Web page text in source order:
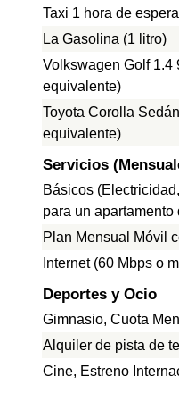
Taxi 1 hora de
La Gasolina (1 litro)
Volkswagen Golf 1.4
equivalente)
Toyota Corolla
equivalente)
Servicios
Básicos
para un apartamento
Plan Mensual Móvil
Internet (60 Mbps o
Deportes y Ocio
Gimnasio, Cuota
Alquiler de pista de
Cine, Estreno